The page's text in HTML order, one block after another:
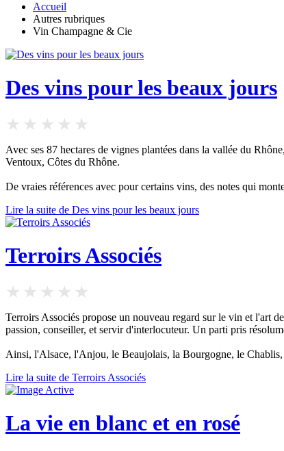
Accueil
Autres rubriques
Vin Champagne & Cie
Des vins pour les beaux jours
Avec ses 87 hectares de vignes plantées dans la vallée du
Ventoux, Côtes du Rhône.
De vraies références avec pour certains vins, des notes qui
Lire la suite de Des vins pour les beaux jours
Terroirs Associés
Terroirs Associés propose un nouveau regard sur le vin et l'art
passion, conseiller, et servir d'interlocuteur. Un parti pris
Ainsi, l'Alsace, l'Anjou, le Beaujolais, la Bourgogne, le Chablis,
Lire la suite de Terroirs Associés
La vie en blanc et en rosé